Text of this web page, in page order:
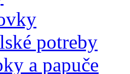
potreby
a papuče